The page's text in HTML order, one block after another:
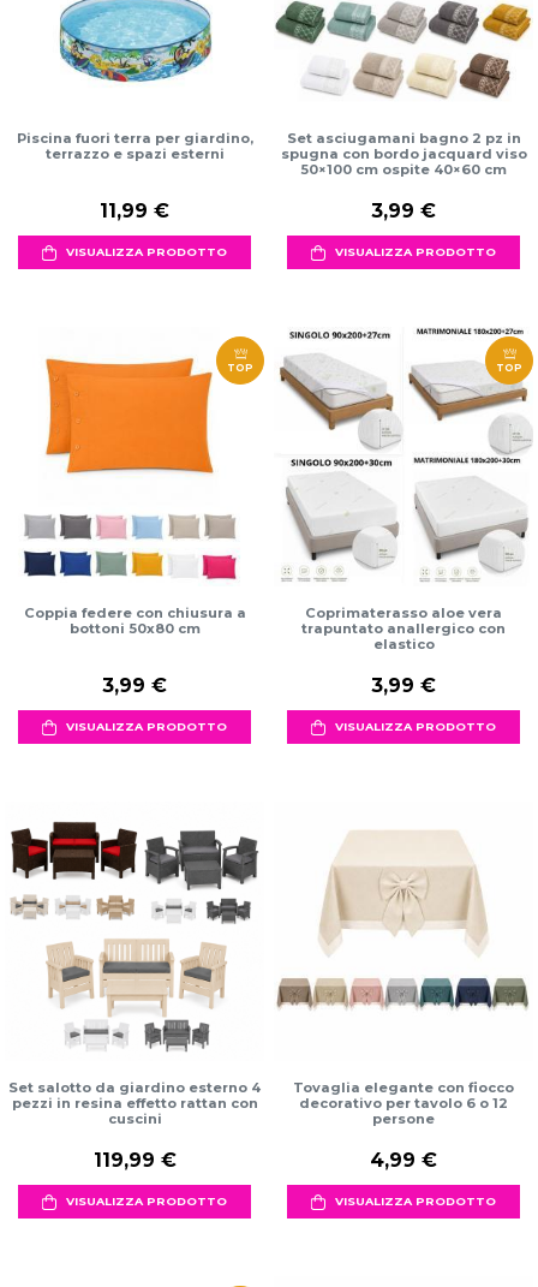
Piscina fuori terra per giardino,
terrazzo e spazi esterni
11,99 €
VISUALIZZA PRODOTTO
Set asciugamani bagno 2 pz in
spugna con bordo jacquard viso
50×100 cm ospite 40×60 cm
3,99 €
VISUALIZZA PRODOTTO
TOP
Coppia federe con chiusura a
bottoni 50x80 cm
3,99 €
VISUALIZZA PRODOTTO
TOP
Coprimaterasso aloe vera
trapuntato anallergico con
elastico
3,99 €
VISUALIZZA PRODOTTO
Set salotto da giardino esterno 4
pezzi in resina effetto rattan con
cuscini
119,99 €
VISUALIZZA PRODOTTO
Tovaglia elegante con fiocco
decorativo per tavolo 6 o 12
persone
4,99 €
VISUALIZZA PRODOTTO